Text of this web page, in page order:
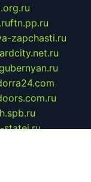
ftn.pp.ru
zapchasti.ru
statei.ru